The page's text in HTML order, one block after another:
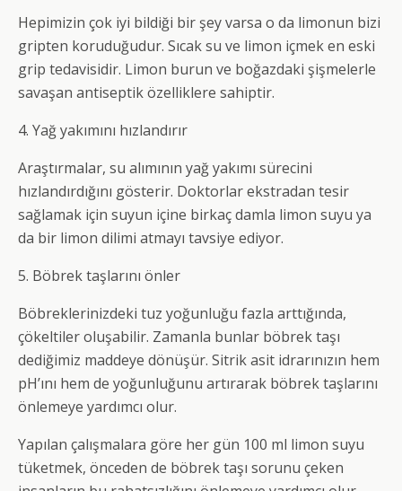
Hepimizin çok iyi bildiği bir şey varsa o da limonun bizi
gripten koruduğudur. Sıcak su ve limon içmek en eski
grip tedavisidir. Limon burun ve boğazdaki şişmelerle
savaşan antiseptik özelliklere sahiptir.
4. Yağ yakımını hızlandırır
Araştırmalar, su alımının yağ yakımı sürecini
hızlandırdığını gösterir. Doktorlar ekstradan tesir
sağlamak için suyun içine birkaç damla limon suyu ya
da bir limon dilimi atmayı tavsiye ediyor.
5. Böbrek taşlarını önler
Böbreklerinizdeki tuz yoğunluğu fazla arttığında,
çökeltiler oluşabilir. Zamanla bunlar böbrek taşı
dediğimiz maddeye dönüşür. Sitrik asit idrarınızın hem
pH’ını hem de yoğunluğunu artırarak böbrek taşlarını
önlemeye yardımcı olur.
Yapılan çalışmalara göre her gün 100 ml limon suyu
tüketmek, önceden de böbrek taşı sorunu çeken